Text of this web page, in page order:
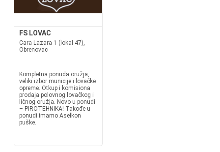
FS LOVAC
Cara Lazara 1 (lokal 47),
Obrenovac
Kompletna ponuda oružja,
veliki izbor municije i lovačke
opreme. Otkup i komisiona
prodaja polovnog lovačkog i
ličnog oružja. Novo u ponudi
– PIROTEHNIKA! Takođe u
ponudi imamo Aselkon
puške.